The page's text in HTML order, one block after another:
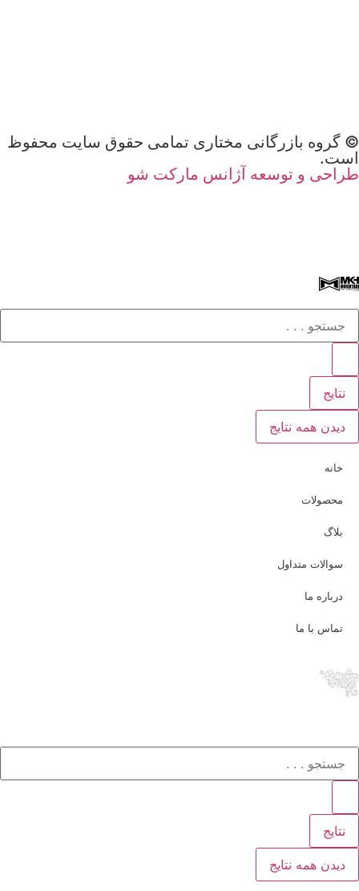
© گروه بازرگانی مختاری تمامی حقوق سایت محفوظ
است.
طراحی و توسعه آژانس مارکت شو
نتایج
دیدن همه نتایج
خانه
محصولات
بلاگ
سوالات متداول
درباره ما
تماس با ما
نتایج
دیدن همه نتایج